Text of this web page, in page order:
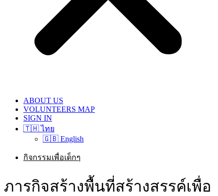
ABOUT US
VOLUNTEERS MAP
SIGN IN
🇹🇭 ไทย
🇬🇧 English
กิจกรรมเพื่อเด็กๆ
ภารกิจสร้างพื้นที่สร้างสรรค์เพื่อ